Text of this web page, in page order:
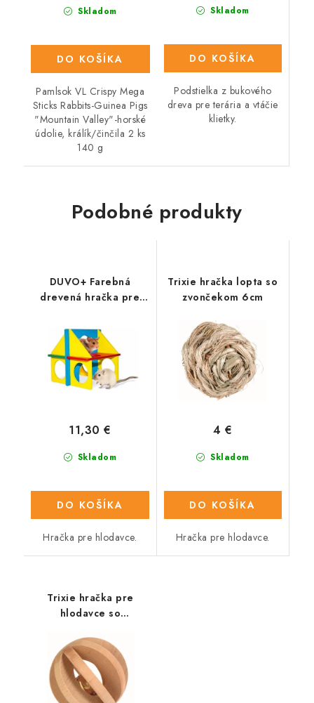
Skladom
DO KOŠÍKA
Pamlsok VL Crispy Mega
Sticks Rabbits-Guinea Pigs
"Mountain Valley"-horské
údolie, králík/činčila 2 ks
140 g
Skladom
DO KOŠÍKA
Podstielka z bukového
dreva pre terária a vtáčie
klietky.
Podobné produkty
DUVO+ Farebná
drevená hračka pre
14x11cm
Skladom
11,30 €
DO KOŠÍKA
Hračka pre hlodavce.
Trixie hračka lopta so
zvončekom 6cm
Skladom
4 €
DO KOŠÍKA
Hračka pre hlodavce.
Trixie hračka pre
hlodavce so